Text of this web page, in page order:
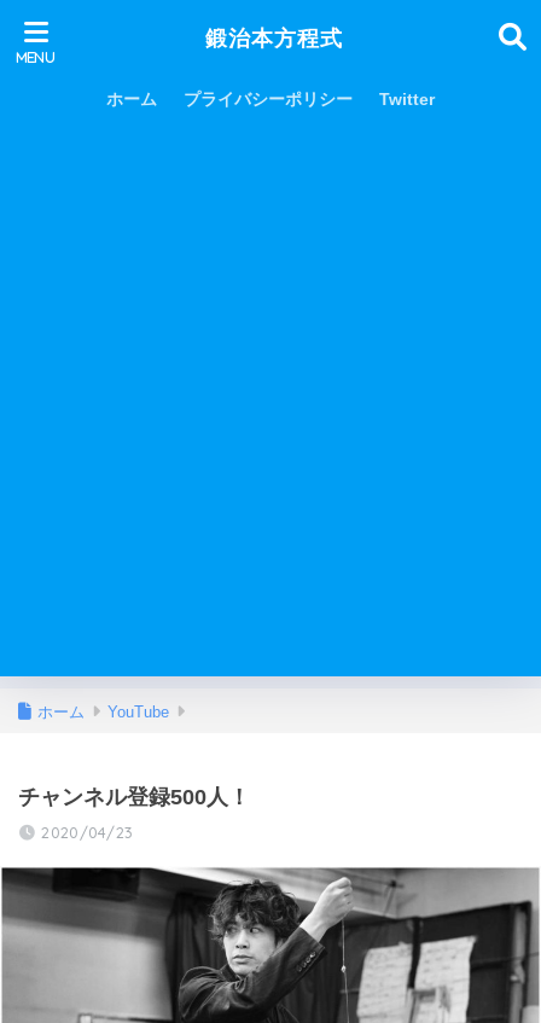
鍛治本方程式
ホーム プライバシーポリシー Twitter
ホーム YouTube
チャンネル登録500人！
2020/04/23